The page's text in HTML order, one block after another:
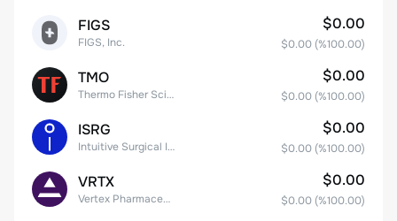
FIGS
FIGS, Inc.
$0.00
$0.00 (%100.00)
TMO
Thermo Fisher Scientific, Inc.
$0.00
$0.00 (%100.00)
ISRG
Intuitive Surgical Inc.
$0.00
$0.00 (%100.00)
VRTX
Vertex Pharmaceuticals Inc
$0.00
$0.00 (%100.00)